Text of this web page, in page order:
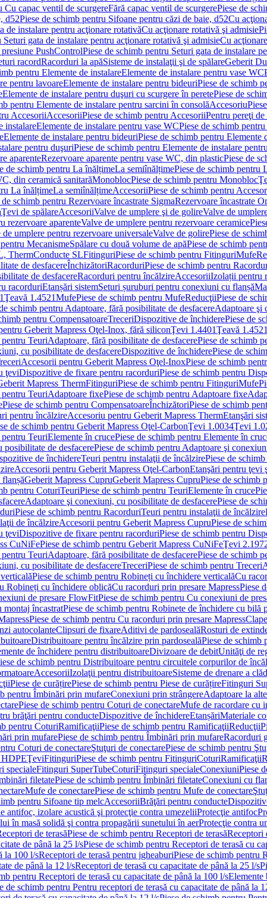
Cu capac ventil de scurgereFără capac ventil de scurgerePiese de
d52Piese de schimb pentru Sifoane pentru căzi de baie, d52Cu
de instalare pentru acţionare rotativăCu acţionare rotativă şi admisie
Seturi gata de instalare pentru acţionare rotativă şi admisieCu
PushControlPiese de schimb pentru Seturi gata de instalare
racordRacorduri la apăSisteme de instalaţii şi de spălareGeberit
pentru Elemente de instalareElemente de instalare pentru vase WC
pentru lavoareElemente de instalare pentru bideuriPiese de schimb
Elemente de instalare pentru duşuri cu scurgere în peretePiese de
pentru Elemente de instalare pentru sarcini în consolăAccesoriu
AccesoriiAccesoriiPiese de schimb pentru AccesoriiPentru pereţi de
instalareElemente de instalare pentru vase WCPiese de schimb
Elemente de instalare pentru bideuriPiese de schimb pentru Elemente
pentru duşuriPiese de schimb pentru Elemente de instalare
aparenteRezervoare aparente pentru vase WC, din plasticPiese de
de schimb pentru La înălțimeLa semiînălțimePiese de schimb pentru
din ceramică sanitarăMonoblocPiese de schimb pentru Monobloc
La înălțimeLa semiînălțimeAccesoriiPiese de schimb pentru
de schimb pentru Rezervoare încastrate SigmaRezervoare încastrate
Ţevi de spălareAccesoriiValve de umplere şi de golireValve de
rezervoare aparenteValve de umplere pentru rezervoare ceramice
umplere pentru rezervoare universaleValve de golirePiese de
MecanismeSpălare cu două volume de apăPiese de schimb
ThermConducte SLFitinguriPiese de schimb pentru FitinguriMufe
de desfacereÎnchizătoriRacorduriPiese de schimb pentru
de desfacereRacorduri pentru încălzireAccesoriiIzolații pentru
racorduriEtanșări sistemSeturi șuruburi pentru conexiuni cu flanșă
Ţeavă 1.4521MufePiese de schimb pentru MufeReducţiiPiese de
schimb pentru Adaptoare, fără posibilitate de desfacereAdaptoare şi
pentru CompensatoareTreceriDispozitive de închiderePiese de
Geberit Mapress Oţel-Inox, fără siliconŢevi 1.4401Ţeavă 1.4521
TeuriAdaptoare, fără posibilitate de desfacerePiese de schimb
cu posibilitate de desfacereDispozitive de închiderePiese de
Accesorii pentru Geberit Mapress Oţel-InoxPiese de schimb
ţeviDispozitive de fixare pentru racorduriPiese de schimb pentru
Mapress ThermFitinguriPiese de schimb pentru FitinguriMufe
TeuriAdaptoare fixePiese de schimb pentru Adaptoare fixe
Piese de schimb pentru CompensatoareÎnchizătoriPiese de schimb
pentru încălzireAccesoriu pentru Geberit Mapress ThermEtanşări
de schimb pentru Geberit Mapress Oţel-CarbonŢevi 1.0034Ţevi
TeuriElemente în crucePiese de schimb pentru Elemente în
de desfacerePiese de schimb pentru Adaptoare şi
de închidereTeuri pentru instalaţii de încălzirePiese de
Accesorii pentru Geberit Mapress Oţel-CarbonEtanşări pentru ţevi
Geberit Mapress CupruGeberit Mapress CupruPiese de schimb
pentru CoturiTeuriPiese de schimb pentru TeuriElemente în cruce
Adaptoare şi conexiuni, cu posibilitate de desfacerePiese de
Piese de schimb pentru RacorduriTeuri pentru instalaţii de încălzire
de încălzireAccesorii pentru Geberit Mapress CupruPiese de
ţeviDispozitive de fixare pentru racorduriPiese de schimb pentru
CuNiFePiese de schimb pentru Geberit Mapress CuNiFeŢevi
TeuriAdaptoare, fără posibilitate de desfacerePiese de schimb
cu posibilitate de desfacereTreceriPiese de schimb pentru Treceri
Piese de schimb pentru Robineți cu închidere verticalăCu
Robineți cu închidere oblicăCu racorduri prin presare MapressPiese
de presare FlowFitPiese de schimb pentru Cu conexiuni de
montaj încastratPiese de schimb pentru Robinete de închidere cu bilă
Piese de schimb pentru Cu racorduri prin presare Mapress
autocolanteClipsuri de fixareAditivi de pardosealăRosturi de
Distribuitoare pentru încălzire prin pardosealăPiese de schimb
de închidere pentru distribuitoareDivizoare de debitUnităţi de
de schimb pentru Distribuitoare pentru circuitele corpurilor de
AccesoriiIzolaţii pentru distribuitoareSisteme de drenare a
Piese de curățirePiese de schimb pentru Piese de curățireFitinguri
pentru Îmbinări prin mufareConexiuni prin strângereAdaptoare la
Piese de schimb pentru Coturi de conectareMufe de racordare cu
brăţări pentru conducteDispozitive de închidereEtanșăriMateriale
pentru CoturiRamificaţiiPiese de schimb pentru RamificaţiiReducţii
prin mufarePiese de schimb pentru Îmbinări prin mufareRacorduri
Coturi de conectareŞtuţuri de conectarePiese de schimb pentru
ŢeviFitinguriPiese de schimb pentru FitinguriCoturiRamificaţii
specialeFitinguri SuperTubeCoturiFitinguri specialeConexiuniPiese
filetatePiese de schimb pentru Îmbinări filetateConexiuni cu
Mufe de conectarePiese de schimb pentru Mufe de conectare
pentru Sifoane tip melcAccesoriiBrăţări pentru conducte
antifoc, izolare acustică şi protecţie contra umezeliiProtecţie antifoc
în masă solidă şi contra propagării sunetului în aerProtecţie contra
de terasăPiese de schimb pentru Receptori de terasăReceptori
de până la 25 l/sPiese de schimb pentru Receptori de terasă cu
la 100 l/sReceptori de terasă pentru jgheaburiPiese de schimb pentru
de până la 12 l/sReceptori de terasă cu capacitate de până la 25 l/s
pentru Receptori de terasă cu capacitate de până la 100 l/sElemente
de schimb pentru Pentru receptori de terasă cu capacitate de până la